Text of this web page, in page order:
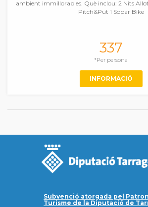
ambient immillorables. Què inclou: 2 Nits
Pitch&Put 1 Sopar Bike
337
*Per persona
INFORMACIÓ
Subvenció atorgada pel
Turisme de la Diputació de